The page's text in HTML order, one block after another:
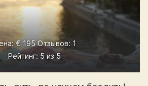
Цена: € 195 Отзывов: 1
Рейтинг: 5 из 5